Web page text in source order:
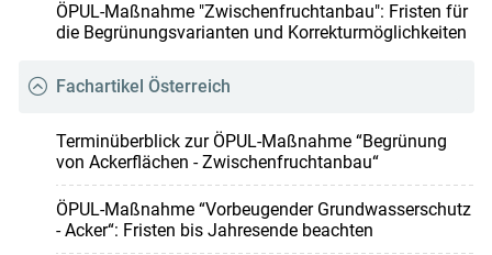
ÖPUL-Maßnahme "Zwischenfruchtanbau": Fristen für
die Begrünungsvarianten und Korrekturmöglichkeiten
Fachartikel Österreich
Terminüberblick zur ÖPUL-Maßnahme “Begrünung
von Ackerflächen - Zwischenfruchtanbau“
ÖPUL-Maßnahme “Vorbeugender Grundwasserschutz
- Acker“: Fristen bis Jahresende beachten